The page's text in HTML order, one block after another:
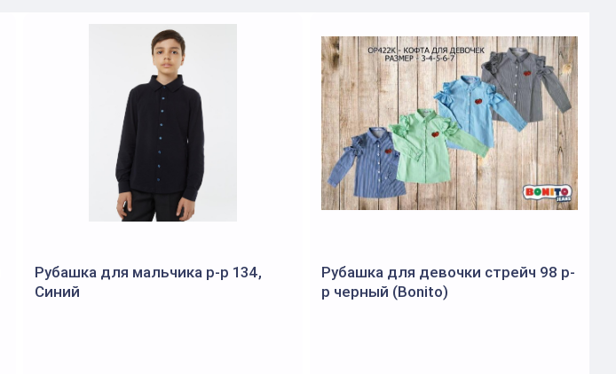
Рубашка для мальчика р-р 134,
Синий
Рубашка для девочки стрейч 98 р-
р черный (Bonito)